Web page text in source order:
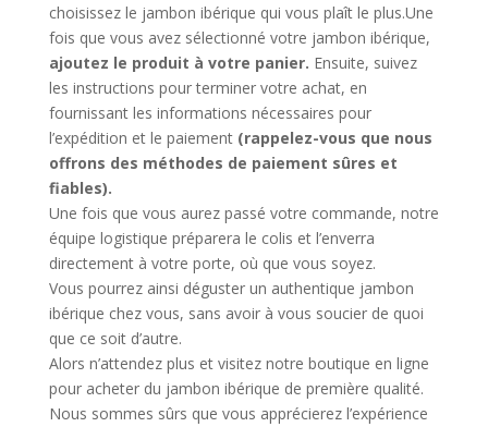
choisissez le jambon ibérique qui vous plaît le plus.Une
fois que vous avez sélectionné votre jambon ibérique,
ajoutez le produit à votre panier. Ensuite, suivez
les instructions pour terminer votre achat, en
fournissant les informations nécessaires pour
l’expédition et le paiement (rappelez-vous que nous
offrons des méthodes de paiement sûres et
fiables).
Une fois que vous aurez passé votre commande, notre
équipe logistique préparera le colis et l’enverra
directement à votre porte, où que vous soyez.
Vous pourrez ainsi déguster un authentique jambon
ibérique chez vous, sans avoir à vous soucier de quoi
que ce soit d’autre.
Alors n’attendez plus et visitez notre boutique en ligne
pour acheter du jambon ibérique de première qualité.
Nous sommes sûrs que vous apprécierez l’expérience